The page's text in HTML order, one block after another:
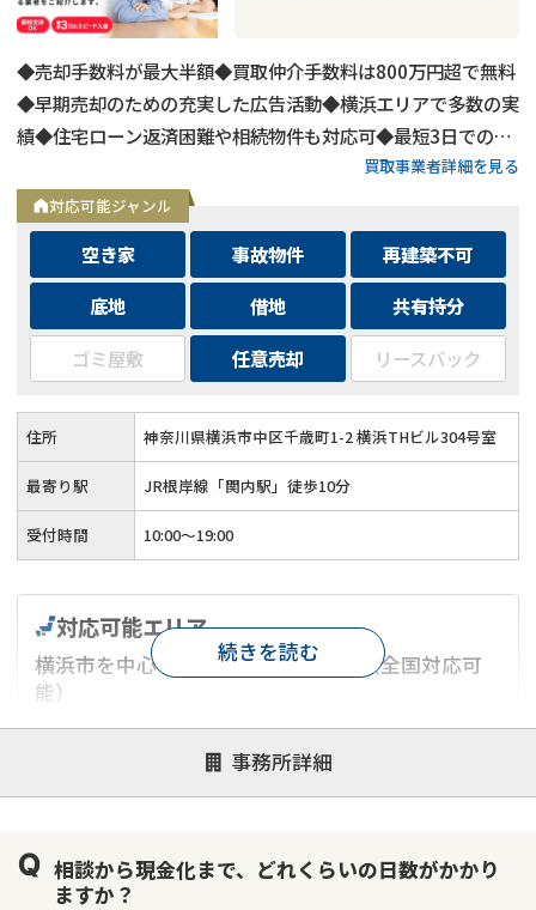
◆売却手数料が最大半額◆買取仲介手数料は800万円超で無料
◆早期売却のための充実した広告活動◆横浜エリアで多数の実
績◆住宅ローン返済困難や相続物件も対応可◆最短3日での売
却も可能◆プロフェッショナルによる徹底サポート買取事業者詳細を見る
対応可能ジャンル
空き家 事故物件
再建築不可
底地
借地
共有持分
ゴミ屋敷
任意売却 リースバック
住所 神奈川県横浜市中区千歳町1-2 横浜THビル304号室
最寄り駅 JR根岸線「関内駅」徒歩10分
受付時間 10:00～19:00
事務所詳細
対応可能エリア
横浜市を中心とした神奈川県エリア（全国対応可
能）
オンライン面談可能
決済までが早い
1億円以上の買取可
業歴10年以上
続きを読む
相談から現金化まで、どれくらいの日数がかかり
ますか？